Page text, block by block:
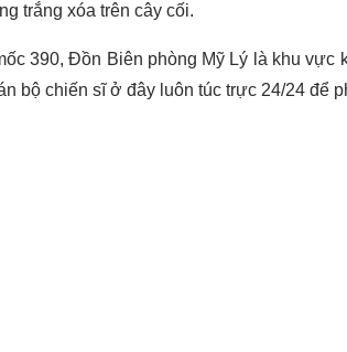
trắng xóa trên cây cối.
390, Đồn Biên phòng Mỹ Lý là khu vực
bộ chiến sĩ ở đây luôn túc trực 24/24 để